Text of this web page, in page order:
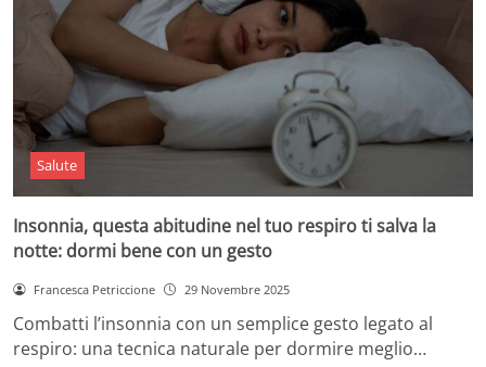
Salute
Insonnia, questa abitudine nel tuo respiro ti salva la
notte: dormi bene con un gesto
Francesca Petriccione 29 Novembre 2025
Combatti l’insonnia con un semplice gesto legato al
respiro: una tecnica naturale per dormire meglio…